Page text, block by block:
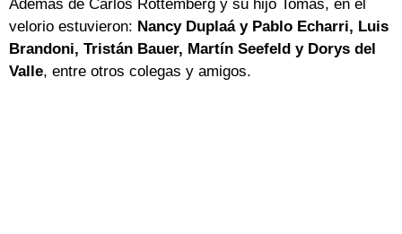
Además de Carlos Rottemberg y su hijo Tomás, en el
velorio estuvieron: Nancy Duplaá y Pablo Echarri, Luis
Brandoni, Tristán Bauer, Martín Seefeld y Dorys del
Valle, entre otros colegas y amigos.